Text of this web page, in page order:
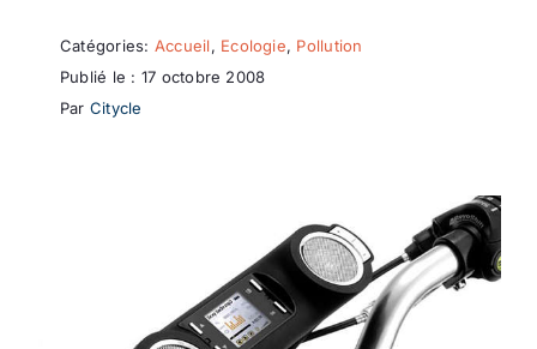
Catégories: Accueil, Ecologie, Pollution
Publié le : 17 octobre 2008
Par Citycle